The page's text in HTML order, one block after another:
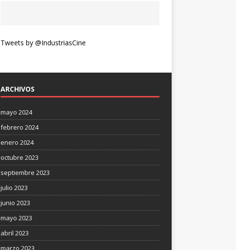
Tweets by @IndustriasCine
ARCHIVOS
mayo 2024
febrero 2024
enero 2024
octubre 2023
septiembre 2023
julio 2023
junio 2023
mayo 2023
abril 2023